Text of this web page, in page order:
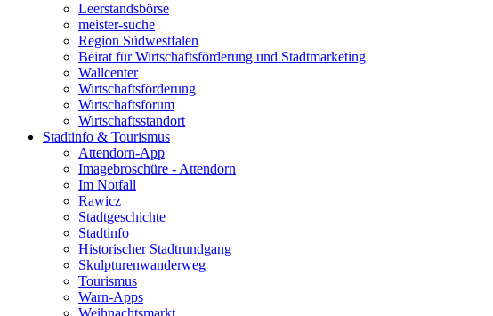
Leerstandsbörse
meister-suche
Region Südwestfalen
Beirat für Wirtschaftsförderung und Stadtmarketing
Wallcenter
Wirtschaftsförderung
Wirtschaftsforum
Wirtschaftsstandort
Stadtinfo & Tourismus
Attendorn-App
Imagebroschüre - Attendorn
Im Notfall
Rawicz
Stadtgeschichte
Stadtinfo
Historischer Stadtrundgang
Skulpturenwanderweg
Tourismus
Warn-Apps
Weihnachtsmarkt